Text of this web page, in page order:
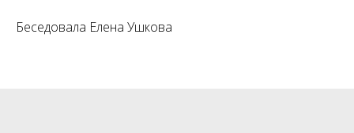
Беседовала Елена Ушкова